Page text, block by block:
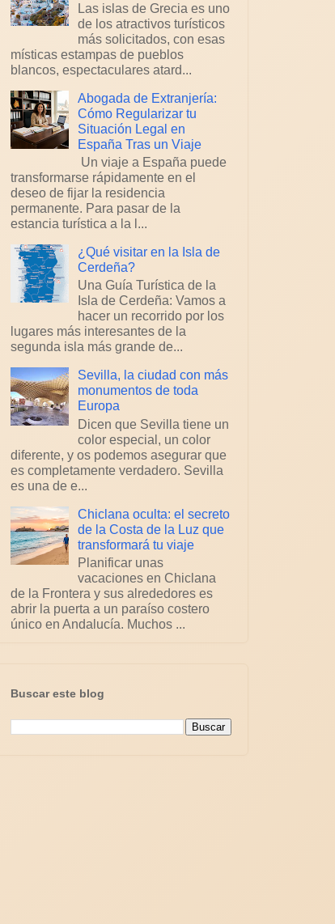
Las islas de Grecia es uno
de los atractivos turísticos
más solicitados, con esas
místicas estampas de pueblos
blancos, espectaculares atard...
Abogada de Extranjería:
Cómo Regularizar tu
Situación Legal en
España Tras un Viaje
Un viaje a España puede
transformarse rápidamente en el
deseo de fijar la residencia
permanente. Para pasar de la
estancia turística a la l...
¿Qué visitar en la Isla de
Cerdeña?
Una Guía Turística de la
Isla de Cerdeña: Vamos a
hacer un recorrido por los
lugares más interesantes de la
segunda isla más grande de...
Sevilla, la ciudad con más
monumentos de toda
Europa
Dicen que Sevilla tiene un
color especial, un color
diferente, y os podemos asegurar que
es completamente verdadero. Sevilla
es una de e...
Chiclana oculta: el secreto
de la Costa de la Luz que
transformará tu viaje
Planificar unas
vacaciones en Chiclana
de la Frontera y sus alrededores es
abrir la puerta a un paraíso costero
único en Andalucía. Muchos ...
Buscar este blog